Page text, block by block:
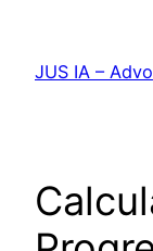
JUS IA –